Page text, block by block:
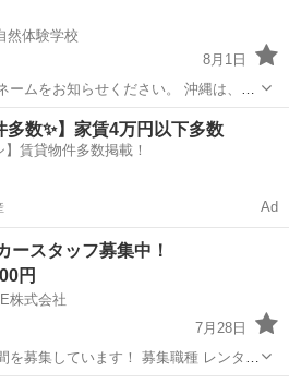
体験学校
8月1日
お知らせください。 沖縄は、子
補助金等に依存が多いです。 そこで、
可能な社内起業をしませんか？ 地域課
その他 業務
多数✨】家賃4万円以下多数
】賃貸物件多数掲載！
Ad
ースタッフ募集中！
円
株式会社
7月28日
ます！ 募集職種 レンタカ